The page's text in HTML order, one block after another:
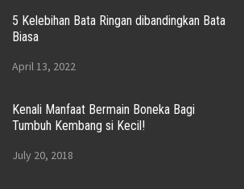
5 Kelebihan Bata Ringan dibandingkan Bata
Biasa
April 13, 2022
Kenali Manfaat Bermain Boneka Bagi
Tumbuh Kembang si Kecil!
July 20, 2018